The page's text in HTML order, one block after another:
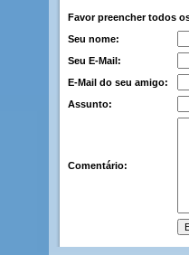
Favor preencher todos
Seu nome:
Seu E-Mail:
E-Mail do seu amigo:
Assunto:
Comentário: